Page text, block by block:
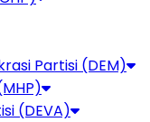
Partisi (DEM)
(DEVA)